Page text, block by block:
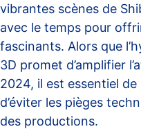
vibrantes scènes de
avec le temps pour
fascinants. Alors que
3D promet d’amplifier
2024, il est essentiel
d’éviter les pièges
des productions.